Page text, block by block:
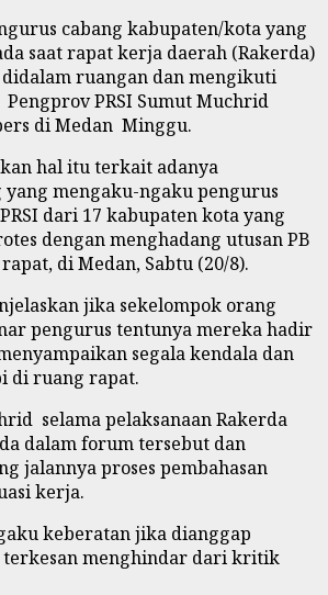
cabang kabupaten/kota yang
saat rapat kerja daerah (Rakerda)
ruangan dan mengikuti
PRSI Sumut Muchrid
di Medan Minggu.
hal itu terkait adanya
yang mengaku-ngaku pengurus
dari 17 kabupaten kota yang
dengan menghadang utusan PB
di Medan, Sabtu (20/8).
jika sekelompok orang
pengurus tentunya mereka hadir
segala kendala dan
di ruang rapat.
selama pelaksanaan Rakerda
dalam forum tersebut dan
jalannya proses pembahasan
kerja.
keberatan jika dianggap
terkesan menghindar dari kritik